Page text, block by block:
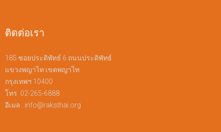
ติดต่อเรา
185 ซอยประดิพัทธ์ 6 ถนนประดิพัทธ์
แขวงพญาไท เขตพญาไท
กรุงเทพฯ 10400
โทร. 02-265-6888
อีเมล : info@raksthai.org